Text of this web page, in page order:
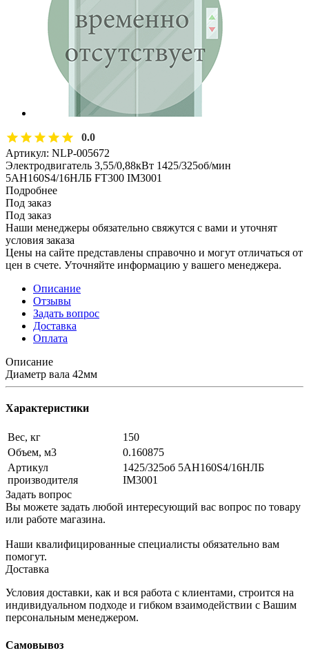
0.0
Артикул: NLP-005672
Электродвигатель 3,55/0,88кВт 1425/325об/мин
5АН160S4/16НЛБ FT300 IM3001
Подробнее
Под заказ
Под заказ
Наши менеджеры обязательно свяжутся с вами и уточнят
условия заказа
Цены на сайте представлены справочно и могут отличаться от
цен в счете. Уточняйте информацию у вашего менеджера.
Описание
Отзывы
Задать вопрос
Доставка
Оплата
Описание
Диаметр вала 42мм
Характеристики
Вес, кг
150
Объем, м3
0.160875
Артикул
производителя
1425/325об 5АН160S4/16НЛБ
IM3001
Задать вопрос
Вы можете задать любой интересующий вас вопрос по товару
или работе магазина.
Наши квалифицированные специалисты обязательно вам
помогут.
Доставка
Условия доставки, как и вся работа с клиентами, строится на
индивидуальном подходе и гибком взаимодействии с Вашим
персональным менеджером.
Самовывоз